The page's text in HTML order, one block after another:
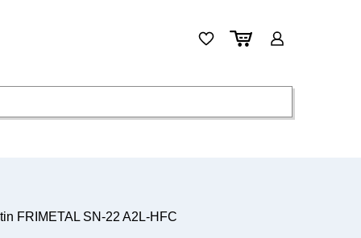
FRIMETAL SN-22 A2L-HFC